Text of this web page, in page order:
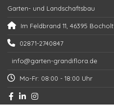
Garten- und Landschaftsbau
Im Feldbrand 11, 46395 Bocholt
02871-2740847
info@garten-grandiflora.de
Mo-Fr: 08:00 - 18:00 Uhr